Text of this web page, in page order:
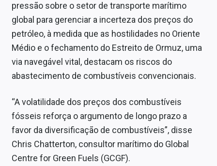
pressão sobre o setor de transporte marítimo
global para gerenciar a incerteza dos preços do
petróleo, à medida que as hostilidades no Oriente
Médio e o fechamento do Estreito de Ormuz, uma
via navegável vital, destacam os riscos do
abastecimento de combustíveis convencionais.
“A volatilidade dos preços dos combustíveis
fósseis reforça o argumento de longo prazo a
favor da diversificação de combustíveis”, disse
Chris Chatterton, consultor marítimo do Global
Centre for Green Fuels (GCGF).